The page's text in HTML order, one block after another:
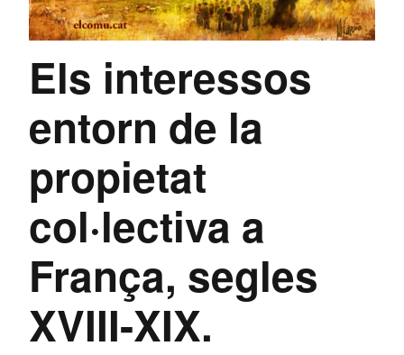
Els interessos
entorn de la
propietat
col·lectiva a
França, segles
XVIII-XIX.